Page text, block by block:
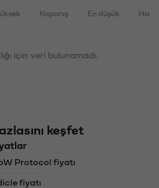
Kapanış En düşük
için veri bulunamadı.
keşfet
Protocol fiyatı
fiyatı